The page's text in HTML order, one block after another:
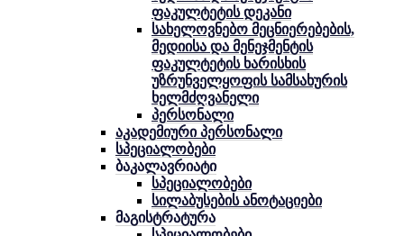
ფაკულტეტის დეკანი
სახელოვნებო მეცნიერებების,
მედიისა და მენეჯმენტის
ფაკულტეტის ხარისხის
უზრუნველყოფის სამსახურის
ხელმძღვანელი
პერსონალი
აკადემიური პერსონალი
სპეციალობები
ბაკალავრიატი
სპეციალობები
სილაბუსების ანოტაციები
მაგისტრატურა